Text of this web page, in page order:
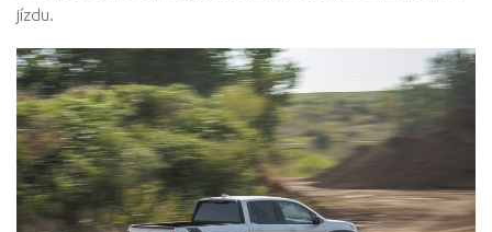
jízdu.